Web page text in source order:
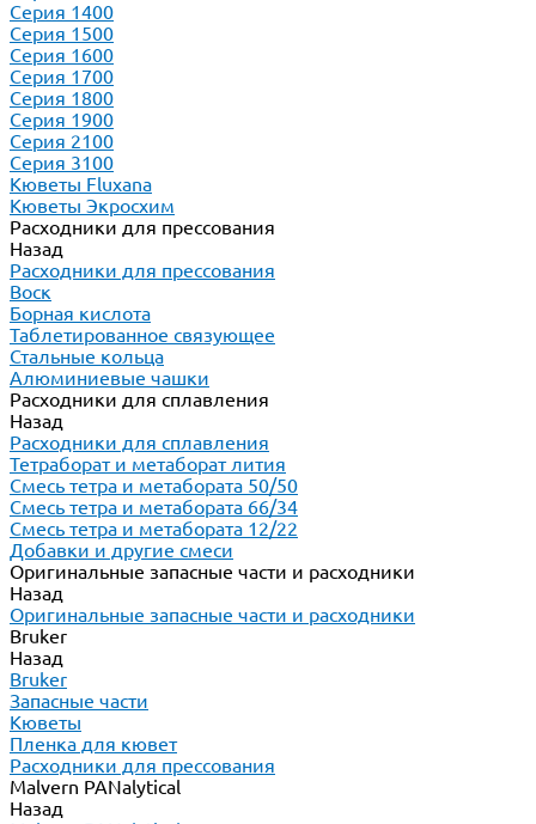
Серия 1400
Серия 1500
Серия 1600
Серия 1700
Серия 1800
Серия 1900
Серия 2100
Серия 3100
Кюветы Fluxana
Кюветы Экросхим
Расходники для прессования
Назад
Расходники для прессования
Воск
Борная кислота
Таблетированное связующее
Стальные кольца
Алюминиевые чашки
Расходники для сплавления
Назад
Расходники для сплавления
Тетраборат и метаборат лития
Смесь тетра и метабората 50/50
Смесь тетра и метабората 66/34
Смесь тетра и метабората 12/22
Добавки и другие смеси
Оригинальные запасные части и расходники
Назад
Оригинальные запасные части и расходники
Bruker
Назад
Bruker
Запасные части
Кюветы
Пленка для кювет
Расходники для прессования
Malvern PANalytical
Назад